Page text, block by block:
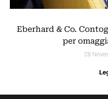
Eberhard & Co.
per
28